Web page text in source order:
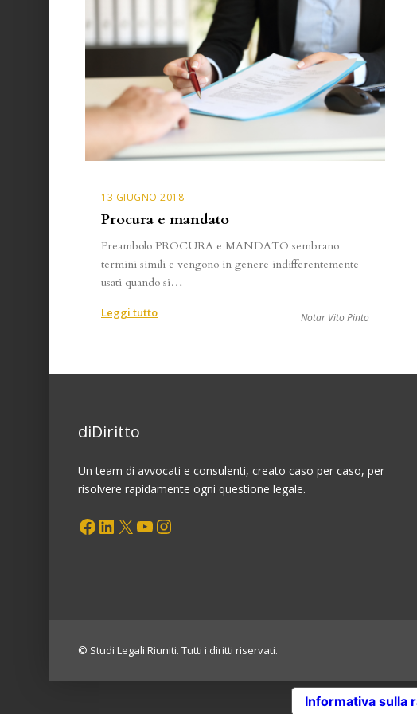
13 GIUGNO 2018
Procura e mandato
Preambolo PROCURA e MANDATO sembrano
termini simili e vengono in genere indifferentemente
usati quando si…
Leggi tutto:
Notar Vito Pinto
diDiritto
Un team di avvocati e consulenti, creato caso per caso, per
risolvere rapidamente ogni questione legale.
Facebook LinkedIn X YouTube Instagram
© Studi Legali Riuniti. Tutti i diritti riservati.
Informativa sulla